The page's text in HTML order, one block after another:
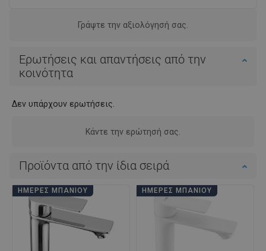
Γράψτε την αξιολόγησή σας.
Ερωτήσεις και απαντήσεις από την
κοινότητα
Δεν υπάρχουν ερωτήσεις.
Κάντε την ερώτησή σας.
Προϊόντα από την ίδια σειρά
ΗΜΈΡΕΣ ΜΠΆΝΙΟΥ ΗΜΈΡΕΣ ΜΠΆΝΙΟΥ